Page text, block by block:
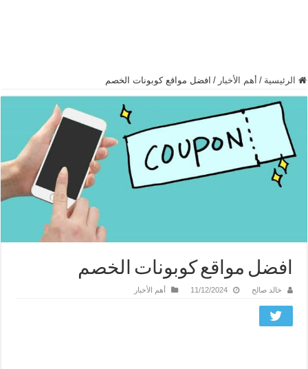
الرئيسية / أهم الأخبار / افضل مواقع كوبونات الخصم
افضل مواقع كوبونات الخصم
خالد صالح 11/12/2024 أهم الأخبار